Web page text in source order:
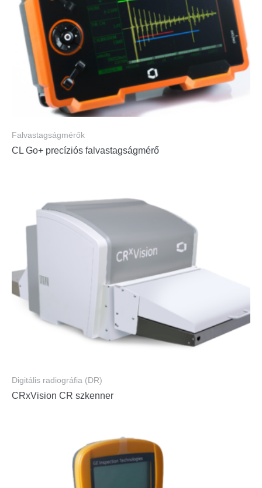
Falvastagságmérők
CL Go+ precíziós falvastagságmérő
Digitális radiográfia (DR)
CRxVision CR szkenner